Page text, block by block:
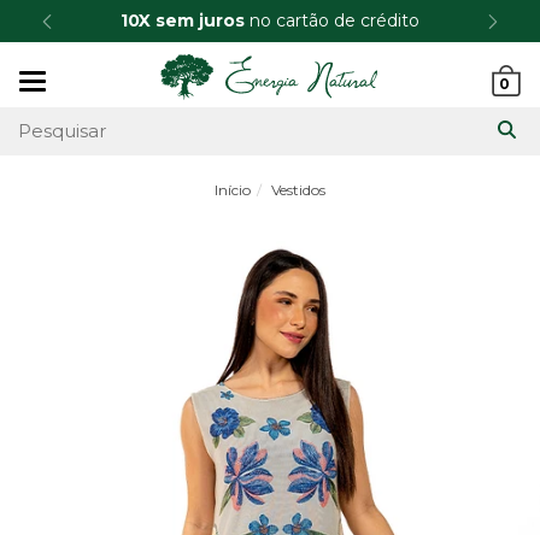
10X sem juros no cartão de crédito
0
Início Vestidos